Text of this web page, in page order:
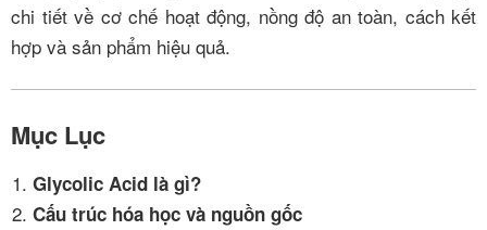
chi tiết về cơ chế hoạt động, nồng độ an toàn, cách kết
hợp và sản phẩm hiệu quả.
Mục Lục
Glycolic Acid là gì?
Cấu trúc hóa học và nguồn gốc